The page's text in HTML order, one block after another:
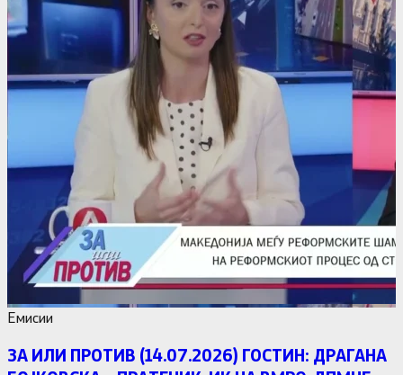
Емисии
ЗА ИЛИ ПРОТИВ (14.07.2026) ГОСТИН: ДРАГАНА